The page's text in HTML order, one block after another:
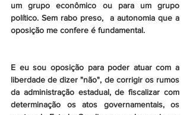
um grupo econômico ou para um grupo
político. Sem rabo preso,  a autonomia que a
oposição me confere é fundamental.
E eu sou oposição para poder atuar com a
liberdade de dizer "não", de corrigir os rumos
da administração estadual, de fiscalizar com
determinação os atos governamentais, os